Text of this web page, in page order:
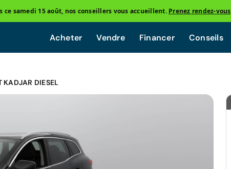
samedi 15 août, nos conseillers vous accueillent. Prenez rendez-vous
Acheter Vendre Financer Conseils
KADJAR DIESEL